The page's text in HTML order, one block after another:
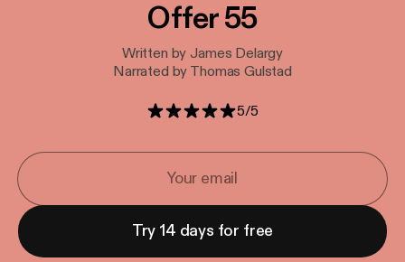
Offer 55
Written by James Delargy
Narrated by Thomas Gulstad
5/5
Try 14 days for free